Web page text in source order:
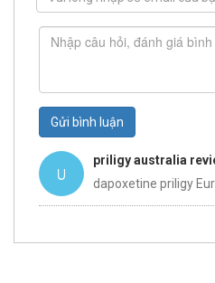
Gửi bình luận
priligy australia
dapoxetine priligy